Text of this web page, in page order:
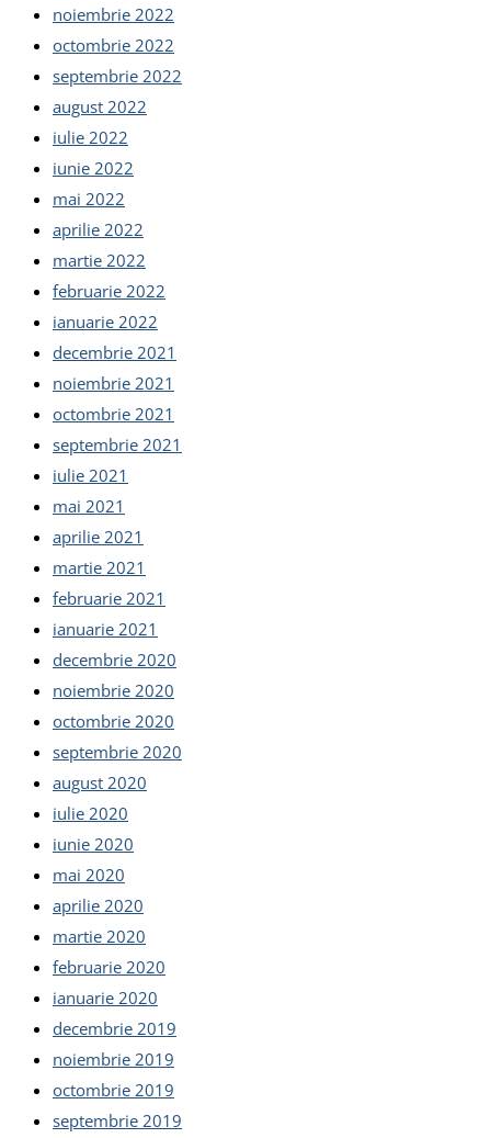
noiembrie 2022
octombrie 2022
septembrie 2022
august 2022
iulie 2022
iunie 2022
mai 2022
aprilie 2022
martie 2022
februarie 2022
ianuarie 2022
decembrie 2021
noiembrie 2021
octombrie 2021
septembrie 2021
iulie 2021
mai 2021
aprilie 2021
martie 2021
februarie 2021
ianuarie 2021
decembrie 2020
noiembrie 2020
octombrie 2020
septembrie 2020
august 2020
iulie 2020
iunie 2020
mai 2020
aprilie 2020
martie 2020
februarie 2020
ianuarie 2020
decembrie 2019
noiembrie 2019
octombrie 2019
septembrie 2019